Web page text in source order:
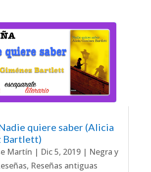
quiere saber (Alicia
Bartlett)
Martín | Dic 5, 2019| Negra y
, Reseñas antiguas